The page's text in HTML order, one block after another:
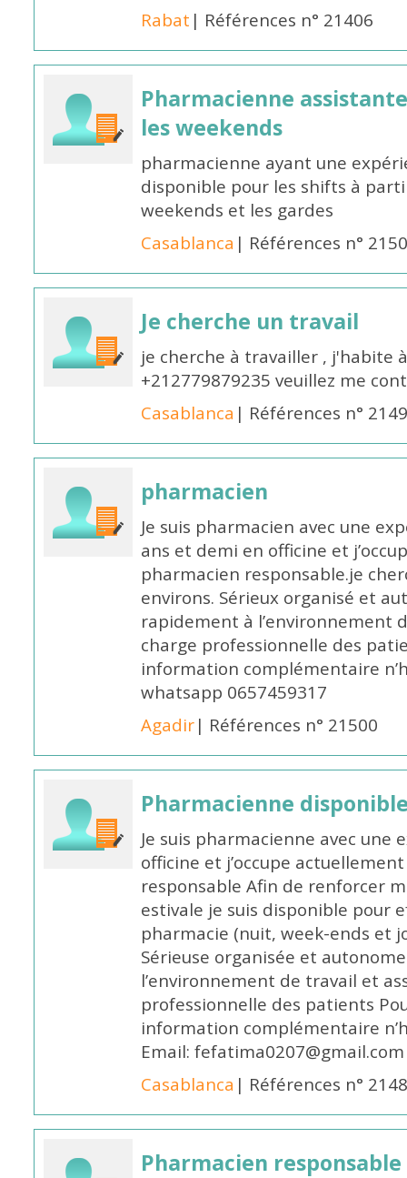
Rabat | Références n° 21406
Pharmacienne
les weekends
pharmacienne ayant une
disponible pour les shifts à
weekends et les gardes
Casablanca | Références n°
Je cherche un travail
je cherche à travailler , j'habite
+212779879235 veuillez me
Casablanca | Références n°
pharmacien
Je suis pharmacien avec une
ans et demi en officine et
pharmacien responsable.je
environs. Sérieux organisé et
rapidement à l’environnement
charge professionnelle des
information complémentaire
whatsapp 0657459317
Agadir| Références n° 21500
Pharmacienne
Je suis pharmacienne avec
officine et j’occupe
responsable Afin de renforcer
estivale je suis disponible pour
pharmacie (nuit, week-ends et
Sérieuse organisée et
l’environnement de travail et
professionnelle des patients
information complémentaire
Email: fefatima0207@gmail.com
Casablanca | Références n°
Pharmacien responsable